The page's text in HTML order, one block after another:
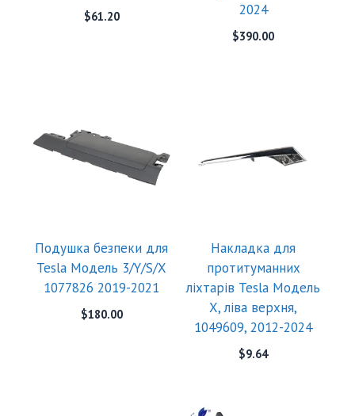
$61.20
2024
$390.00
Подушка безпеки для
Tesla Модель 3/Y/S/X
1077826 2019-2021
$180.00
Накладка для
протитуманних
ліхтарів Tesla Модель
X, ліва верхня,
1049609, 2012-2024
$9.64